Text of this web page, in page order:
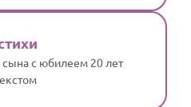
сына с юбилеем 20 лет